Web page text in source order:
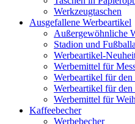
Werkzeugtaschen
Ausgefallene Werbeartikel
Außergewöhnliche
Stadion und
Werbeartikel-
Werbemittel für
Werbeartikel für den
Werbeartikel für den
Werbemittel für
Kaffeebecher
Werbebecher